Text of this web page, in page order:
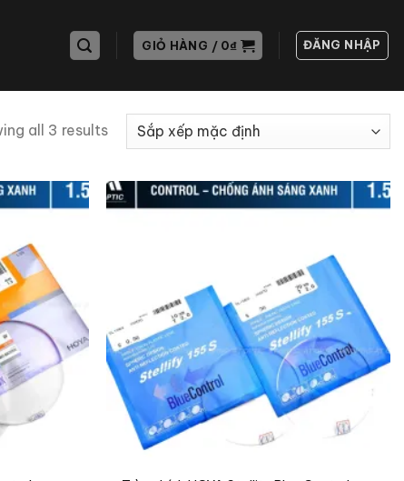
GIỎ HÀNG / 0₫ ĐĂNG NHẬP
all 3 results
Add to
wishlist
Add to
wishlist